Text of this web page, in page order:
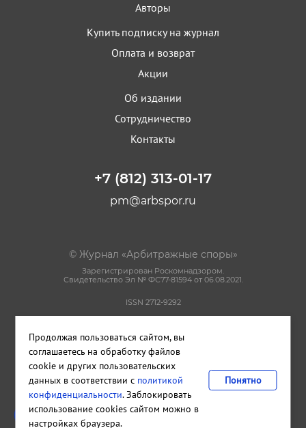
Авторы
Купить подписку на журнал
Оплата и возврат
Акции
Об издании
Сотрудничество
Контакты
+7 (812) 313-01-17
pm@arbspor.ru
© Журнал «Арбитражные споры»
Зарегистрирован Роскомнадзором.
Свидетельство Эл № ФС77-81594 от 06.08.2021.
ISSN 2712-9292
Пользовательское соглашение
Правила использования материалов сайта
Сделано вCetera
Издательство и редакция ООО "КАДИС"
Санкт-Петербург ,Петроградская набережная, дом 22, литера А,
Продолжая пользоваться сайтом, вы
соглашаетесь на обработку файлов
cookie и других пользовательских
данных в соответствии с политикой
конфиденциальности. Заблокировать
использование cookies сайтом можно в
настройках браузера.
Понятно